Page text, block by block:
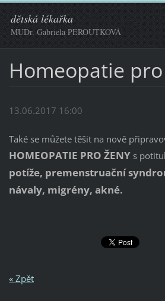
dětská lékařka
MUDr. Gabriela PEROUTKOVÁ
Homeopatie
13.06.2017 16:00
Také se můžete těšit na nově
HOMEOPATIE PRO ŽENY s
potíže, premenstruační
návaly, migrény, akné.
« Zpět